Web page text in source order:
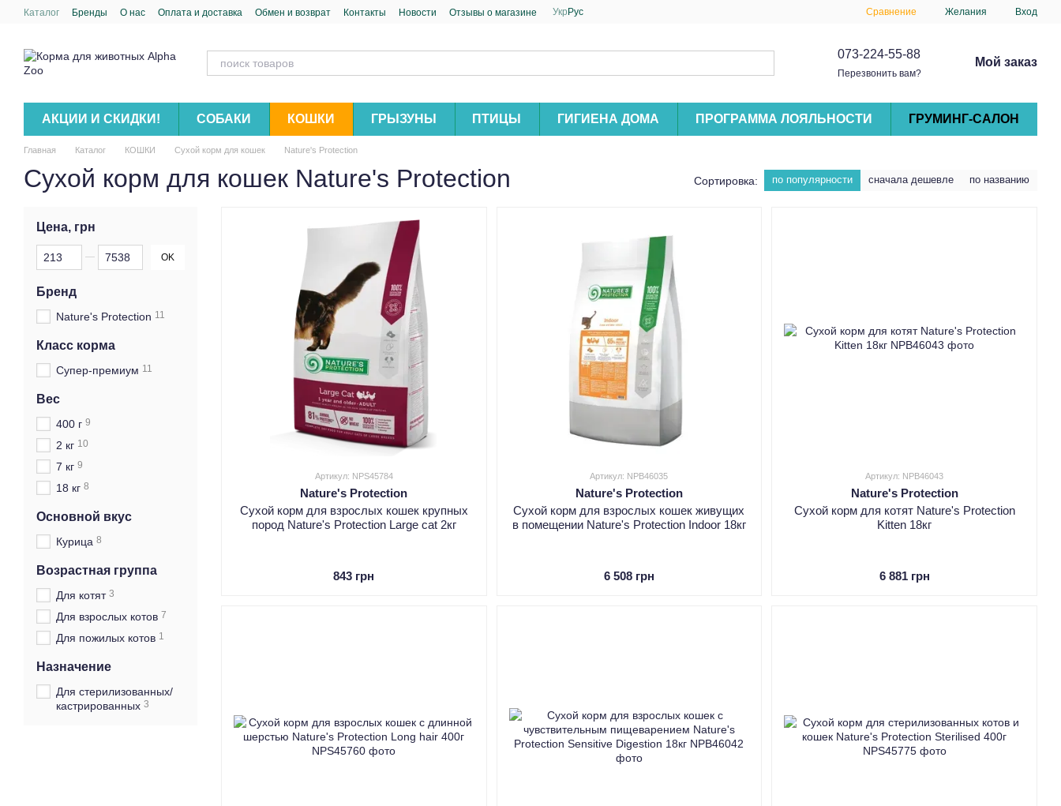
Перейти к основному контенту
Каталог Бренды О нас Оплата и доставка Обмен и возврат Контакты Новости Отзывы о магазине Укр Рус Сравнение Желания Вход
073-224-55-88
Перезвонить вам?
Мой заказ
АКЦИИ И СКИДКИ! СОБАКИ КОШКИ ГРЫЗУНЫ ПТИЦЫ ГИГИЕНА ДОМА ПРОГРАММА ЛОЯЛЬНОСТИ ГРУМИНГ-САЛОН
Главная Каталог КОШКИ Сухой корм для кошек Nature's Protection
Сухой корм для кошек Nature's Protection Сортировка: по популярности сначала дешевле по названию
Артикул: NPS45784
Nature's Protection
Сухой корм для взрослых кошек крупных
пород Nature's Protection Large cat 2кг
843 грн
Артикул: NPB46035
Nature's Protection
Сухой корм для взрослых кошек живущих
в помещении Nature's Protection Indoor 18кг
6 508 грн
Артикул: NPB46043
Nature's Protection
Сухой корм для котят Nature's Protection
Kitten 18кг
6 881 грн
Цена, грн
От Цена, грн
До Цена, грн OK
Бренд
Nature's Protection 11
Класс корма
Супер-премиум 11
Вес
400 г 9
2 кг 10
7 кг 9
18 кг 8
Основной вкус
Курица 8
Возрастная группа
Для котят 3
Для взрослых котов 7
Для пожилых котов 1
Назначение
Для стерилизованных/
кастрированных 3